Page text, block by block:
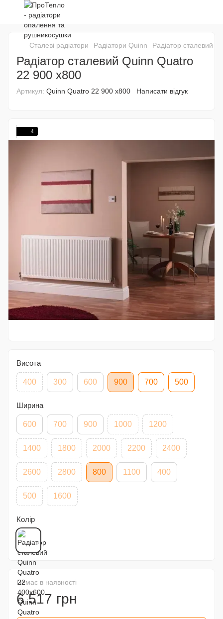
Сталеві радіатори Радіатори Quinn Радіатор сталевий
Радіатор сталевий Quinn Quatro
22 900 x800
Артикул: Quinn Quatro 22 900 x800 Написати відгук
4
Висота
400 300 600 900 700 500
Ширина
600 700 900 1000 1200
1400 1800 2000 2200 2400
2600 2800 800 1100 400
500 1600
Колір
Немає в наявності
6 517 грн